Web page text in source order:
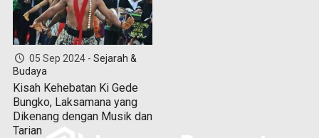
05 Sep 2024 - Sejarah &
Budaya
Kisah Kehebatan Ki Gede
Bungko, Laksamana yang
Dikenang dengan Musik dan
Tarian